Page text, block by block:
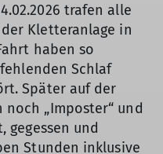
trafen alle
Kletteranlage in
haben so
Schlaf
Später auf der
„Imposter“ und
gegessen und
Stunden inklusive